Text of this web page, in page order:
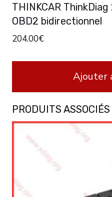
THINKCAR
OBD2 bidirectionnel
204.00€
Ajouter
PRODUITS ASSOCIÉS